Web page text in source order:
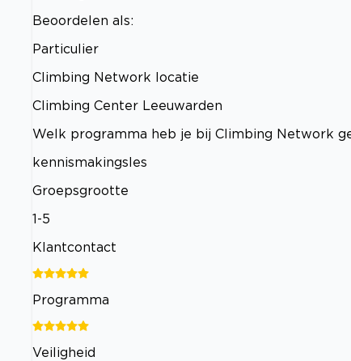
Beoordelen als:
Particulier
Climbing Network locatie
Climbing Center Leeuwarden
Welk programma heb je bij Climbing Network
kennismakingsles
Groepsgrootte
1-5
Klantcontact
Programma
Veiligheid